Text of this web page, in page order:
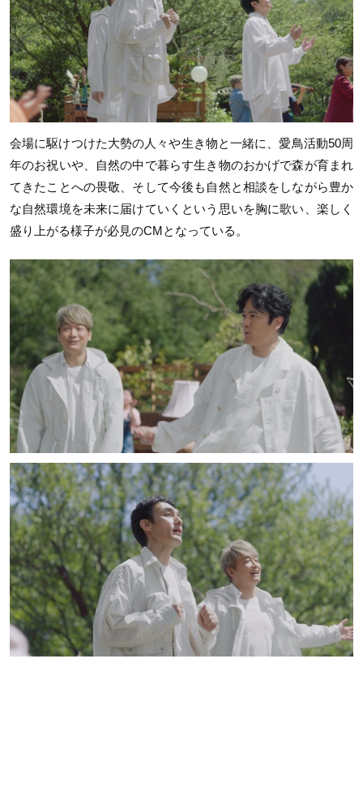
会場に駆けつけた大勢の人々や生き物と一緒に、愛鳥活動50周
年のお祝いや、自然の中で暮らす生き物のおかげで森が育まれ
てきたことへの畏敬、そして今後も自然と相談をしながら豊か
な自然環境を未来に届けていくという思いを胸に歌い、楽しく
盛り上がる様子が必見のCMとなっている。